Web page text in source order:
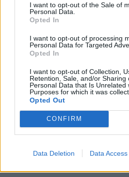
I want to opt-out of the Sale of
Personal Data.
Opted In
I want to opt-out of processing
Personal Data for Targeted
Opted In
I want to opt-out of Collection,
Retention, Sale, and/or Sharing
Personal Data that Is Unrelated
Purposes for which it was
Opted Out
CONFIRM
Data Deletion Data Access